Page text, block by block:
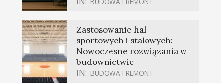
Zastosowanie hal
sportowych i stalowych:
Nowoczesne rozwiązania w
budownictwie
IN: BUDOWA I REMONT